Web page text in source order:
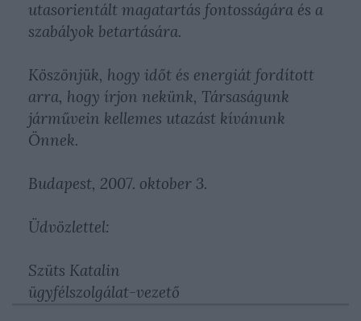
utasorientált magatartás fontosságára és a
szabályok betartására.
Köszönjük, hogy időt és energiát fordított
arra, hogy írjon nekünk, Társaságunk
járművein kellemes utazást kívánunk
Önnek.
Budapest, 2007. oktober 3.
Üdvözlettel:
Szüts Katalin
ügyfélszolgálat-vezető